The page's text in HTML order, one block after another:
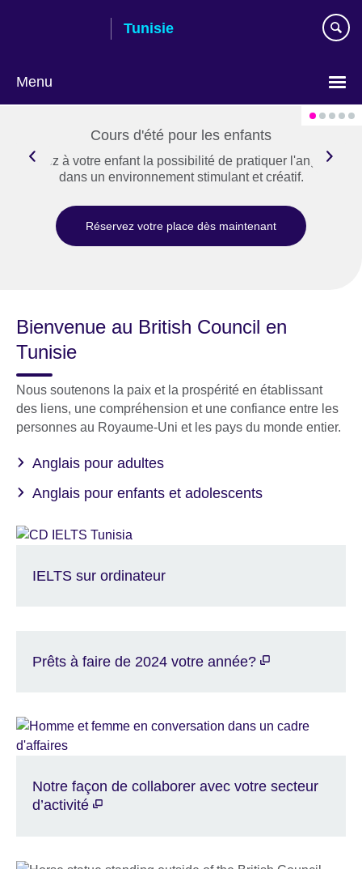
Tunisie
Menu
language
Cours d'été pour les enfants
Offrez à votre enfant la possibilité de pratiquer l'anglais
dans un environnement stimulant et créatif.
Réservez votre place dès maintenant
Bienvenue au British Council en
Tunisie
Nous soutenons la paix et la prospérité en établissant
des liens, une compréhension et une confiance entre les
personnes au Royaume-Uni et les pays du monde entier.
Anglais pour adultes
Anglais pour enfants et adolescents
IELTS sur ordinateur
Prêts à faire de 2024 votre année?
Notre façon de collaborer avec votre secteur
d’activité